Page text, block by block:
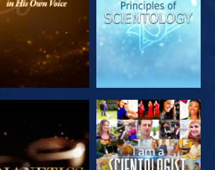
SERIE
ENTDECKEN
ANSEHEN